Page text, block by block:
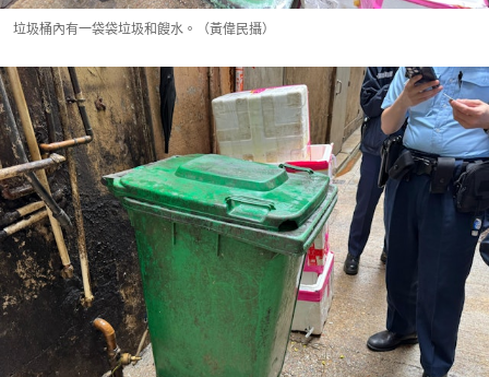
垃圾桶內有一袋袋垃圾和餿水。（黃偉民攝）